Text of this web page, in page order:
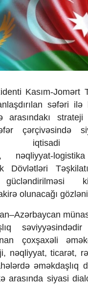
Zəfəri
Kasım-Jomərt
səfəri ilə
strateji
çərçivəsində
iqtisadi
nəqliyyat-
Dövlətləri
gücləndirilməsi
olunacağı
səviyyəsindədir
çoxşaxəli
nəqliyyat, ticarət,
əməkdaşlıq
arasında siyasi